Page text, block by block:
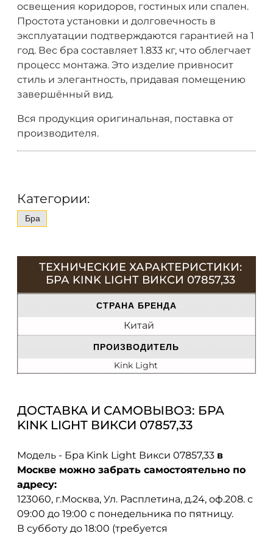
освещения коридоров, гостиных или спален.
Простота установки и долговечность в
эксплуатации подтверждаются гарантией на 1
год. Вес бра составляет 1.833 кг, что облегчает
процесс монтажа. Это изделие привносит
стиль и элегантность, придавая помещению
завершённый вид.
Вся продукция оригинальная, поставка от
производителя.
Категории:
Бра
ТЕХНИЧЕСКИЕ ХАРАКТЕРИСТИКИ:
БРА KINK LIGHT ВИКСИ 07857,33
СТРАНА БРЕНДА
Китай
ПРОИЗВОДИТЕЛЬ
Kink Light
ДОСТАВКА И САМОВЫВОЗ: БРА
KINK LIGHT ВИКСИ 07857,33
Модель - Бра Kink Light Викси 07857,33 в
Москве можно забрать самостоятельно по
адресу:
123060, г.Москва, Ул. Расплетина, д.24, оф.208. с
09:00 до 19:00 с понедельника по пятницу.
В субботу до 18:00 (требуется